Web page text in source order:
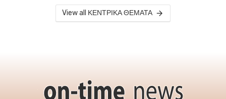
View all ΚΕΝΤΡΙΚΑ ΘΕΜΑΤΑ